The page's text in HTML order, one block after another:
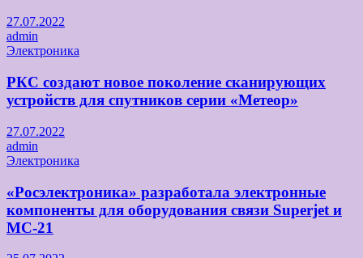
27.07.2022
admin
Электроника
РКС создают новое поколение сканирующих
устройств для спутников серии «Метеор»
27.07.2022
admin
Электроника
«Росэлектроника» разработала электронные
компоненты для оборудования связи Superjet и
МС-21